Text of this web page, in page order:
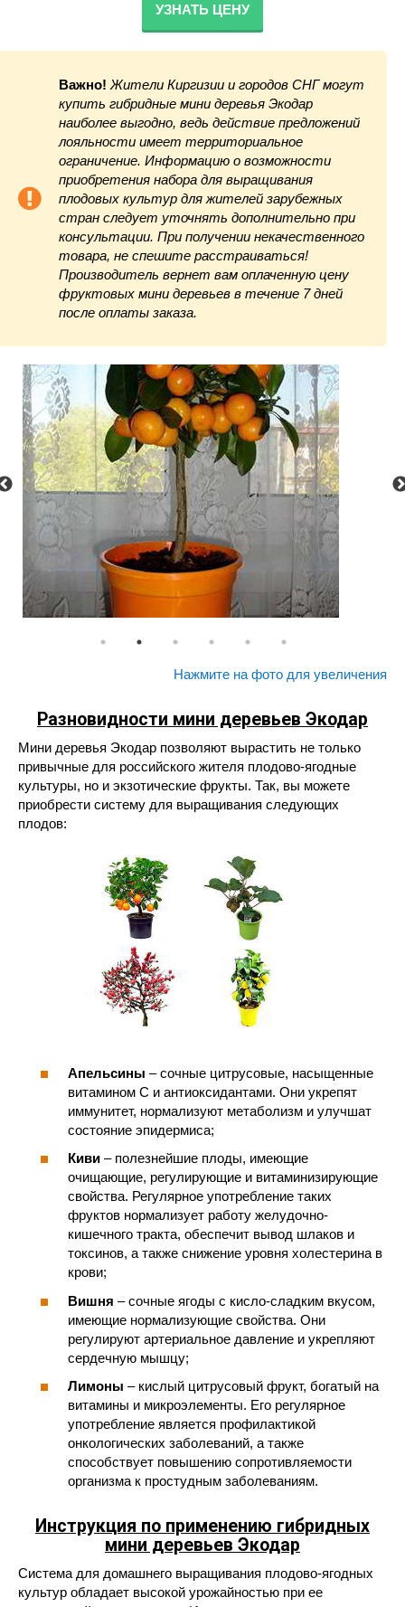
УЗНАТЬ ЦЕНУ
Важно! Жители Киргизии и городов СНГ могут
купить гибридные мини деревья Экодар
наиболее выгодно, ведь действие предложений
лояльности имеет территориальное
ограничение. Информацию о возможности
приобретения набора для выращивания
плодовых культур для жителей зарубежных
стран следует уточнять дополнительно при
консультации. При получении некачественного
товара, не спешите расстраиваться!
Производитель вернет вам оплаченную цену
фруктовых мини деревьев в течение 7 дней
после оплаты заказа.
Нажмите на фото для увеличения
Разновидности мини деревьев Экодар
Мини деревья Экодар позволяют вырастить не только
привычные для российского жителя плодово-ягодные
культуры, но и экзотические фрукты. Так, вы можете
приобрести систему для выращивания следующих
плодов:
Апельсины – сочные цитрусовые, насыщенные
витамином C и антиоксидантами. Они укрепят
иммунитет, нормализуют метаболизм и улучшат
состояние эпидермиса;
Киви – полезнейшие плоды, имеющие
очищающие, регулирующие и витаминизирующие
свойства. Регулярное употребление таких
фруктов нормализует работу желудочно-
кишечного тракта, обеспечит вывод шлаков и
токсинов, а также снижение уровня холестерина в
крови;
Вишня – сочные ягоды с кисло-сладким вкусом,
имеющие нормализующие свойства. Они
регулируют артериальное давление и укрепляют
сердечную мышцу;
Лимоны – кислый цитрусовый фрукт, богатый на
витамины и микроэлементы. Его регулярное
употребление является профилактикой
онкологических заболеваний, а также
способствует повышению сопротивляемости
организма к простудным заболеваниям.
Инструкция по применению гибридных
мини деревьев Экодар
Система для домашнего выращивания плодово-ягодных
культур обладает высокой урожайностью при ее